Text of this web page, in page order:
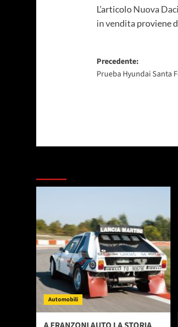
L’articoloNuova
in vendita proviene
Navigazione
articolo
Precedente:
Prueba Hyundai Santa
Automobili